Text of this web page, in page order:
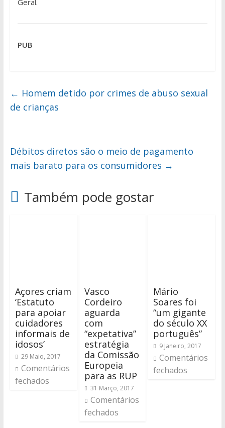
Geral.
PUB
← Homem detido por crimes de abuso sexual
de crianças
Débitos diretos são o meio de pagamento
mais barato para os consumidores →
Também pode gostar
Açores criam
‘Estatuto
para apoiar
cuidadores
informais de
idosos’
29 Maio, 2017
Comentários
fechados
Vasco
Cordeiro
aguarda
com
“expetativa”
estratégia
da Comissão
Europeia
para as RUP
31 Março, 2017
Comentários
fechados
Mário
Soares foi
“um gigante
do século XX
português”
9 Janeiro, 2017
Comentários
fechados